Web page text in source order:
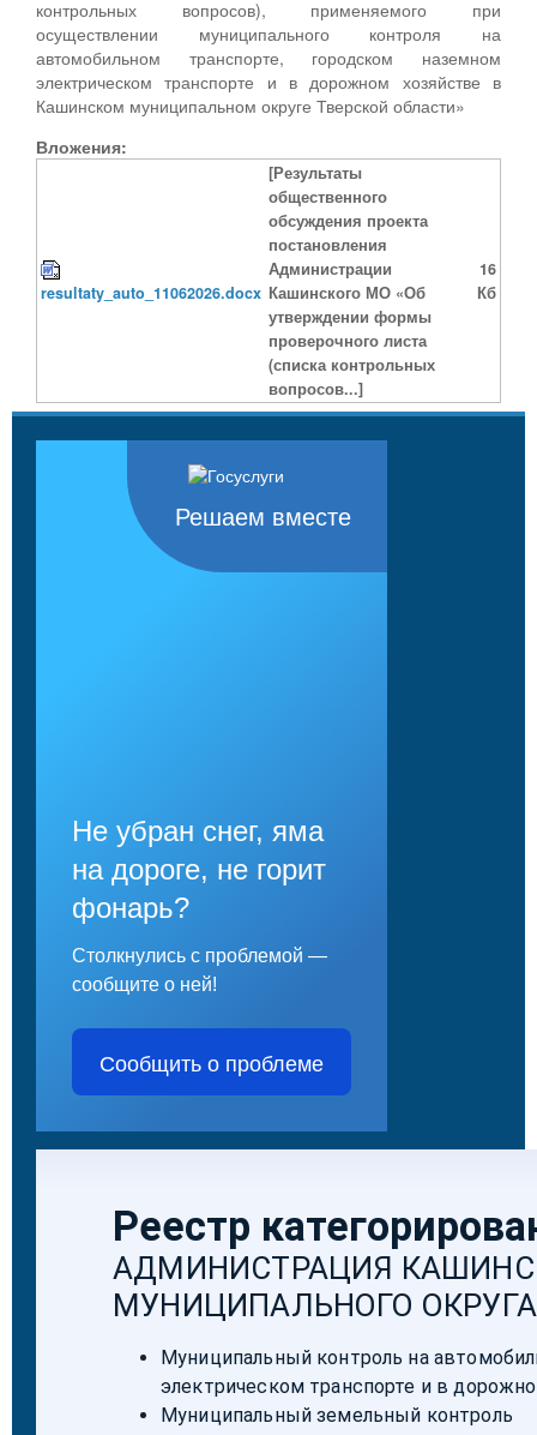
контрольных вопросов), применяемого при
осуществлении муниципального контроля на
автомобильном транспорте, городском наземном
электрическом транспорте и в дорожном хозяйстве в
Кашинском муниципальном округе Тверской области»
Вложения:
resultaty_auto_11062026.docx
[Результаты
общественного
обсуждения проекта
постановления
Администрации
Кашинского МО «Об
утверждении формы
проверочного листа
(списка контрольных
вопросов...]
16
Кб
Решаем вместе
Не убран снег, яма
на дороге, не горит
фонарь?
Столкнулись с проблемой —
сообщите о ней!
Сообщить о проблеме